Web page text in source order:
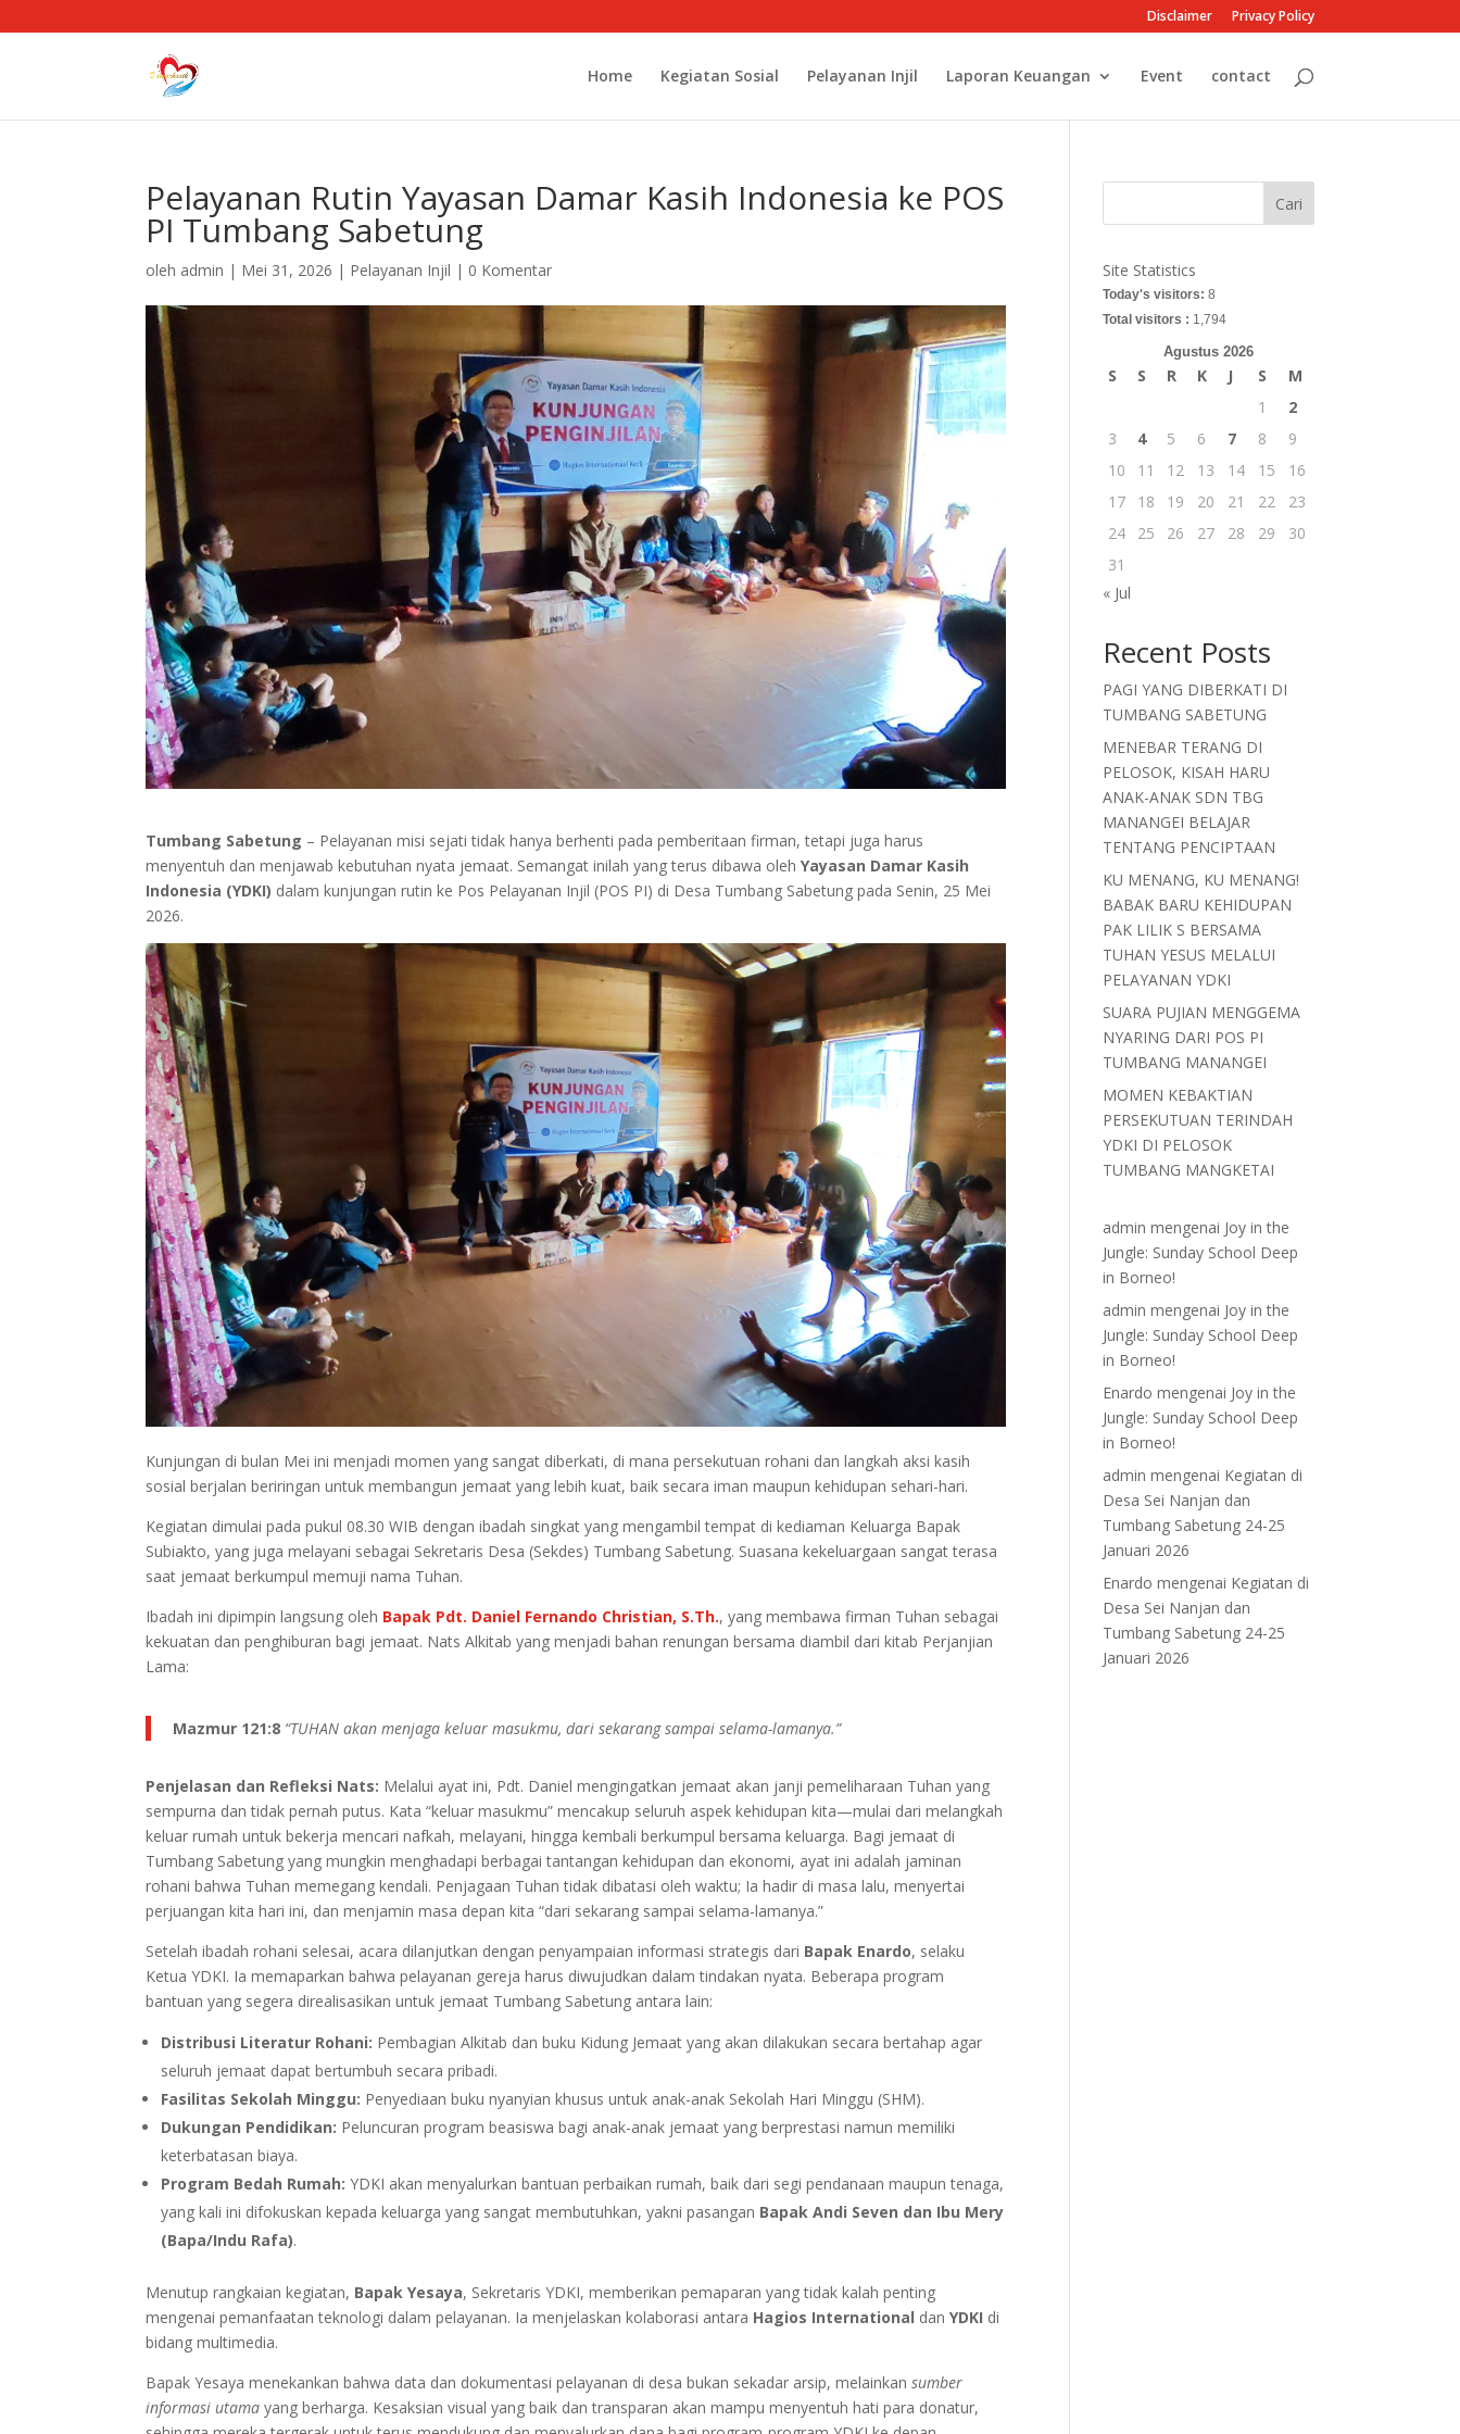
Disclaimer Privacy Policy
Home Kegiatan Sosial Pelayanan Injil Laporan Keuangan Event contact
Pelayanan Rutin Yayasan Damar Kasih Indonesia ke POS
PI Tumbang Sabetung
oleh admin | Mei 31, 2026 | Pelayanan Injil | 0 Komentar
Tumbang Sabetung – Pelayanan misi sejati tidak hanya berhenti pada pemberitaan firman, tetapi juga harus
menyentuh dan menjawab kebutuhan nyata jemaat. Semangat inilah yang terus dibawa olehYayasan Damar Kasih
Indonesia (YDKI) dalam kunjungan rutin ke Pos Pelayanan Injil (POS PI) di Desa Tumbang Sabetung pada Senin, 25 Mei
2026.
Kunjungan di bulan Mei ini menjadi momen yang sangat diberkati, di mana persekutuan rohani dan langkah aksi kasih
sosial berjalan beriringan untuk membangun jemaat yang lebih kuat, baik secara iman maupun kehidupan sehari-hari.
Kegiatan dimulai pada pukul 08.30 WIB dengan ibadah singkat yang mengambil tempat di kediaman Keluarga Bapak
Subiakto, yang juga melayani sebagai Sekretaris Desa (Sekdes) Tumbang Sabetung. Suasana kekeluargaan sangat terasa
saat jemaat berkumpul memuji nama Tuhan.
Ibadah ini dipimpin langsung oleh Bapak Pdt. Daniel Fernando Christian, S.Th., yang membawa firman Tuhan sebagai
kekuatan dan penghiburan bagi jemaat. Nats Alkitab yang menjadi bahan renungan bersama diambil dari kitab Perjanjian
Lama:
Mazmur 121:8 “TUHAN akan menjaga keluar masukmu, dari sekarang sampai selama-lamanya.”
Penjelasan dan Refleksi Nats: Melalui ayat ini, Pdt. Daniel mengingatkan jemaat akan janji pemeliharaan Tuhan yang
sempurna dan tidak pernah putus. Kata “keluar masukmu” mencakup seluruh aspek kehidupan kita—mulai dari melangkah
keluar rumah untuk bekerja mencari nafkah, melayani, hingga kembali berkumpul bersama keluarga. Bagi jemaat di
Tumbang Sabetung yang mungkin menghadapi berbagai tantangan kehidupan dan ekonomi, ayat ini adalah jaminan
rohani bahwa Tuhan memegang kendali. Penjagaan Tuhan tidak dibatasi oleh waktu; Ia hadir di masa lalu, menyertai
perjuangan kita hari ini, dan menjamin masa depan kita “dari sekarang sampai selama-lamanya.”
Setelah ibadah rohani selesai, acara dilanjutkan dengan penyampaian informasi strategis dari Bapak Enardo, selaku
Ketua YDKI. Ia memaparkan bahwa pelayanan gereja harus diwujudkan dalam tindakan nyata. Beberapa program
bantuan yang segera direalisasikan untuk jemaat Tumbang Sabetung antara lain:
Distribusi Literatur Rohani: Pembagian Alkitab dan buku Kidung Jemaat yang akan dilakukan secara bertahap agar
seluruh jemaat dapat bertumbuh secara pribadi.
Fasilitas Sekolah Minggu: Penyediaan buku nyanyian khusus untuk anak-anak Sekolah Hari Minggu (SHM).
Dukungan Pendidikan: Peluncuran program beasiswa bagi anak-anak jemaat yang berprestasi namun memiliki
keterbatasan biaya.
Program Bedah Rumah: YDKI akan menyalurkan bantuan perbaikan rumah, baik dari segi pendanaan maupun tenaga,
yang kali ini difokuskan kepada keluarga yang sangat membutuhkan, yakni pasangan Bapak Andi Seven dan Ibu Mery
(Bapa/Indu Rafa).
Menutup rangkaian kegiatan, Bapak Yesaya, Sekretaris YDKI, memberikan pemaparan yang tidak kalah penting
mengenai pemanfaatan teknologi dalam pelayanan. Ia menjelaskan kolaborasi antara Hagios International danYDKI di
bidang multimedia.
Bapak Yesaya menekankan bahwa data dan dokumentasi pelayanan di desa bukan sekadar arsip, melainkansumber
informasi utama yang berharga. Kesaksian visual yang baik dan transparan akan mampu menyentuh hati para donatur,
Cari
Site Statistics
Today's visitors:8
Total visitors : 1,794
Agustus 2026
S S R K J S
M
1
2
3
4 5 6 7 8
9
10
11 12 13 14 15
16
17
18 19 20 21 22
23
24
25 26 27 28 29
30
31
« Jul
Recent Posts
PAGI YANG DIBERKATI DI
TUMBANG SABETUNG
MENEBAR TERANG DI
PELOSOK, KISAH HARU
ANAK-ANAK SDN TBG
MANANGEI BELAJAR
TENTANG PENCIPTAAN
KU MENANG, KU MENANG!
BABAK BARU KEHIDUPAN
PAK LILIK S BERSAMA
TUHAN YESUS MELALUI
PELAYANAN YDKI
SUARA PUJIAN MENGGEMA
NYARING DARI POS PI
TUMBANG MANANGEI
MOMEN KEBAKTIAN
PERSEKUTUAN TERINDAH
YDKI DI PELOSOK
TUMBANG MANGKETAI
admin mengenai Joy in the
Jungle: Sunday School Deep
in Borneo!
admin mengenai Joy in the
Jungle: Sunday School Deep
in Borneo!
Enardo mengenai Joy in the
Jungle: Sunday School Deep
in Borneo!
admin mengenai Kegiatan di
Desa Sei Nanjan dan
Tumbang Sabetung 24-25
Januari 2026
Enardo mengenai Kegiatan di
Desa Sei Nanjan dan
Tumbang Sabetung 24-25
Januari 2026